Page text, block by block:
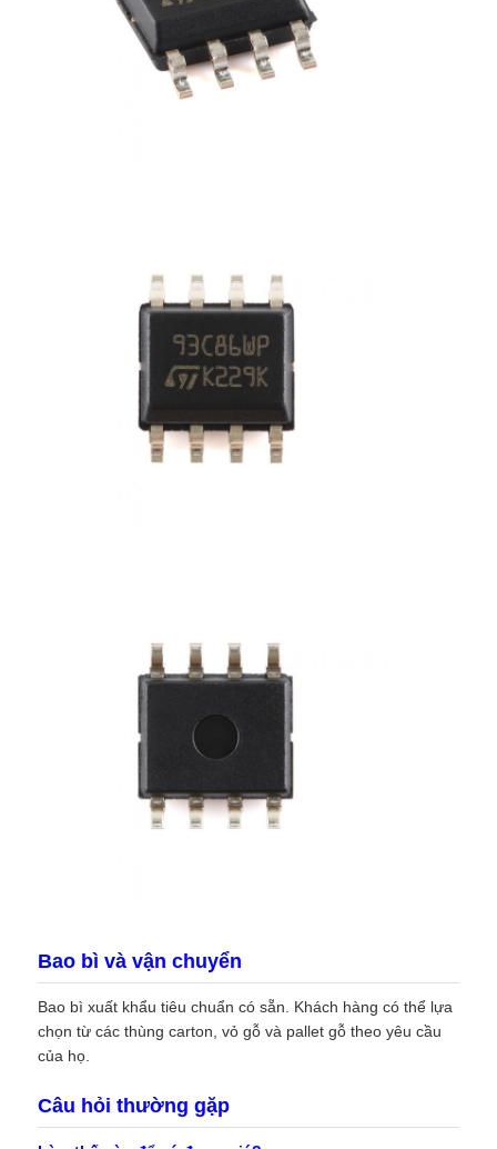
Mô-đun nguồn
Chip quản lý năng lượng
Bao bì và vận chuyển
Bao bì xuất khẩu tiêu chuẩn có sẵn. Khách hàng có thể lựa
chọn từ các thùng carton, vỏ gỗ và pallet gỗ theo yêu cầu
của họ.
Câu hỏi thường gặp